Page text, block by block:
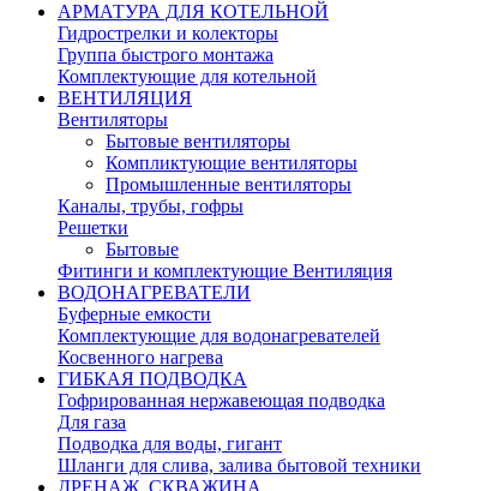
АРМАТУРА ДЛЯ КОТЕЛЬНОЙ
Гидрострелки и колекторы
Группа быстрого монтажа
Комплектующие для котельной
ВЕНТИЛЯЦИЯ
Вентиляторы
Бытовые вентиляторы
Компликтующие вентиляторы
Промышленные вентиляторы
Каналы, трубы, гофры
Решетки
Бытовые
Фитинги и комплектующие Вентиляция
ВОДОНАГРЕВАТЕЛИ
Буферные емкости
Комплектующие для водонагревателей
Косвенного нагрева
ГИБКАЯ ПОДВОДКА
Гофрированная нержавеющая подводка
Для газа
Подводка для воды, гигант
Шланги для слива, залива бытовой техники
ДРЕНАЖ, СКВАЖИНА